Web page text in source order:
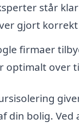
står
gjort
firmaer
optimalt over
din bolig.